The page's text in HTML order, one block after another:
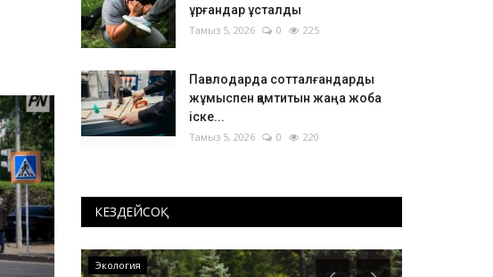
ұрғандар ұсталды
Тамыз 5, 2026 0 225
Павлодарда сотталғандарды
жұмыспен қамтитын жаңа жоба
іске...
Тамыз 5, 2026 0 220
КЕЗДЕЙСОҚ
Экология